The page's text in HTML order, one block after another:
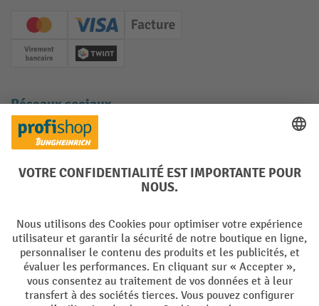
Creditcard (Master)Creditcard (Visa)
Facture
Paiement anticipé
Twint
Réseaux sociaux
Facebook
YouTube
LinkedInInstagram
Conditions générales de vente Mentions Légales